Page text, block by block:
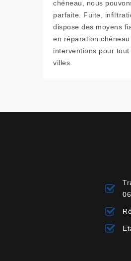
chéneau, nous
parfaite. Fuite,
dispose des moyens
en réparation
interventions pour
villes.